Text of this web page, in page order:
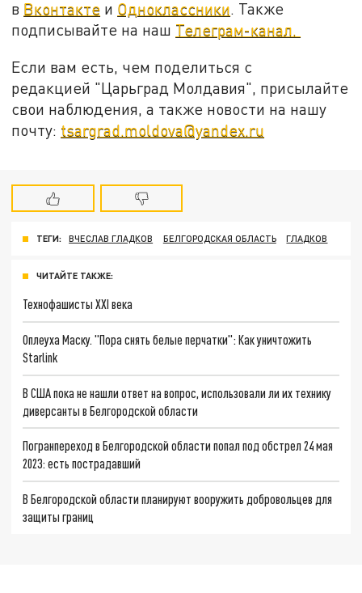
в Вконтакте и Одноклассники. Также
подписывайте на наш Телеграм-канал.
Если вам есть, чем поделиться с
редакцией "Царьград Молдавия", присылайте
свои наблюдения, а также новости на нашу
почту: tsargrad.moldova@yandex.ru
ТЕГИ: ВЧЕСЛАВ ГЛАДКОВ БЕЛГОРОДСКАЯ ОБЛАСТЬ ГЛАДКОВ
ЧИТАЙТЕ ТАКЖЕ:
Технофашисты XXI века
Оплеуха Маску. "Пора снять белые перчатки": Как уничтожить
Starlink
В США пока не нашли ответ на вопрос, использовали ли их технику
диверсанты в Белгородской области
Погранпереход в Белгородской области попал под обстрел 24 мая
2023: есть пострадавший
В Белгородской области планируют вооружить добровольцев для
защиты границ